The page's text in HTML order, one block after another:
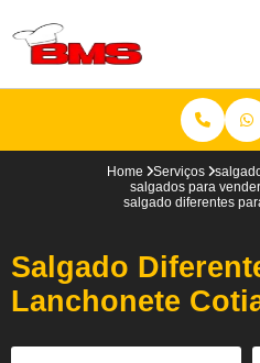
Home Serviços
salgados para
salgado diferentes
Salgado
Lanchonete